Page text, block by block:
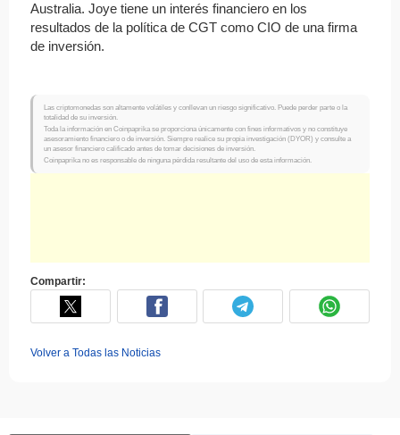
Australia. Joye tiene un interés financiero en los
resultados de la política de CGT como CIO de una firma
de inversión.
Las criptomonedas son altamente volátiles y conllevan un riesgo significativo. Puede perder parte o la
totalidad de su inversión.
Toda la información en Coinpaprika se proporciona únicamente con fines informativos y no constituye
asesoramiento financiero o de inversión. Siempre realice su propia investigación (DYOR) y consulte a
un asesor financiero calificado antes de tomar decisiones de inversión.
Coinpaprika no es responsable de ninguna pérdida resultante del uso de esta información.
Compartir:
Volver a Todas las Noticias